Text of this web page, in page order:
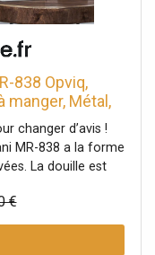
838 Opviq,
manger, Métal,
changer d’avis !
MR-838 a la forme
La douille est
€